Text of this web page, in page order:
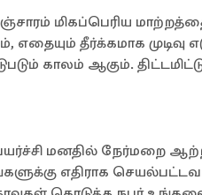
சஞ்சாரம் மிகப்பெரிய
தீர்க்கமாக முடிவு
காலம் ஆகும்.
பெயர்ச்சி மனதில் நேர்மறை
எதிராக